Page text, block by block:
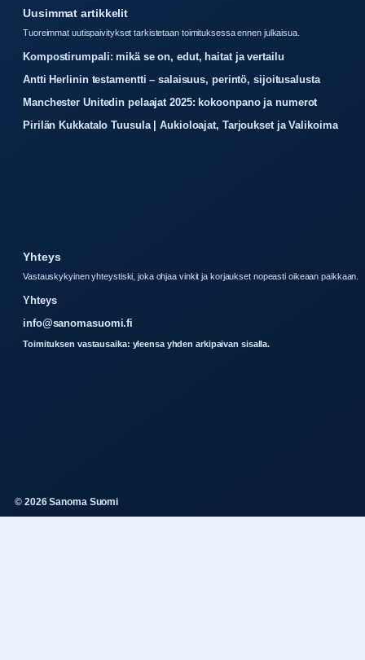
Uusimmat artikkelit
Tuoreimmat uutispaivitykset tarkistetaan toimituksessa ennen julkaisua.
Kompostirumpali: mikä se on, edut, haitat ja vertailu
Antti Herlinin testamentti – salaisuus, perintö, sijoitusalusta
Manchester Unitedin pelaajat 2025: kokoonpano ja numerot
Pirilän Kukkatalo Tuusula | Aukioloajat, Tarjoukset ja Valikoima
Yhteys
Vastauskykyinen yhteystiski, joka ohjaa vinkit ja korjaukset nopeasti oikeaan paikkaan.
Yhteys
info@sanomasuomi.fi
Toimituksen vastausaika: yleensa yhden arkipaivan sisalla.
© 2026 Sanoma Suomi